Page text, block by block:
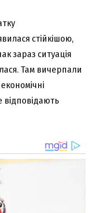
стійкішою,
зараз ситуація
Там вичерпали
відповідають